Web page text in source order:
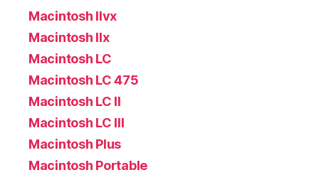
Macintosh IIvx
Macintosh IIx
Macintosh LC
Macintosh LC 475
Macintosh LC II
Macintosh LC III
Macintosh Plus
Macintosh Portable